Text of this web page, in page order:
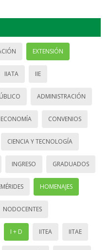
EXTENSIÓN
IIATA IIE
ADMINISTRACIÓN
ECONOMÍA CONVENIOS
CIENCIA Y TECNOLOGÍA
INGRESO GRADUADOS
HOMENAJES
NODOCENTES
I + D IITEA IITAE